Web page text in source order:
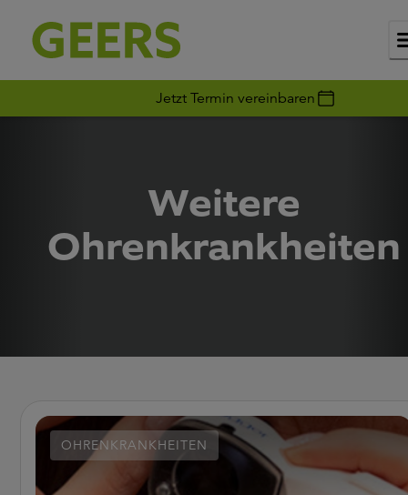
Jetzt Termin vereinbaren
Weitere
Ohrenkrankheiten
OHRENKRANKHEITEN